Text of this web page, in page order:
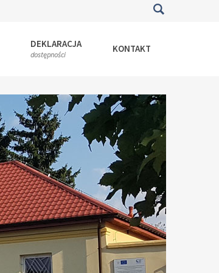
DEKLARACJA
dostępności KONTAKT